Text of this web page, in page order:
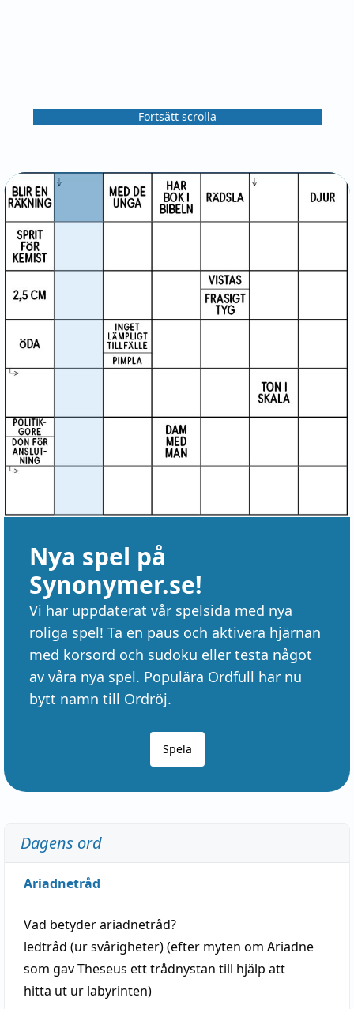
Fortsätt scrolla
Nya spel på
Synonymer.se!
Vi har uppdaterat vår spelsida med nya
roliga spel! Ta en paus och aktivera hjärnan
med korsord och sudoku eller testa något
av våra nya spel. Populära Ordfull har nu
bytt namn till Ordröj.
Spela
Dagens ord
Ariadnetråd
Vad betyderariadnetråd?
ledtråd (ur svårigheter) (efter myten om Ariadne
som gav Theseus ett trådnystan till hjälp att
hitta ut ur labyrinten)